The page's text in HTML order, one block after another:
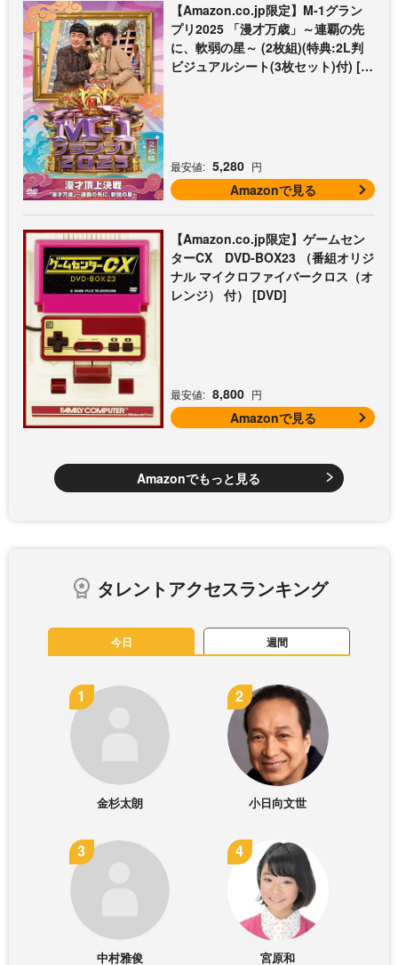
【Amazon.co.jp限定】M-1グラン
プリ2025 「漫才万歳」～連覇の先
に、軟弱の星～ (2枚組)(特典:2L判
ビジュアルシート(3枚セット)付) [D
最安値: 5,280 円
Amazonで見る
【Amazon.co.jp限定】ゲームセン
ターCX DVD-BOX23 （番組オリジ
ナル マイクロファイバークロス（オ
レンジ） 付） [DVD]
最安値: 8,800 円
Amazonで見る
Amazonでもっと見る
タレントアクセスランキング
今日 週間
金杉太朗 小日向文世
中村雅俊 宮原和